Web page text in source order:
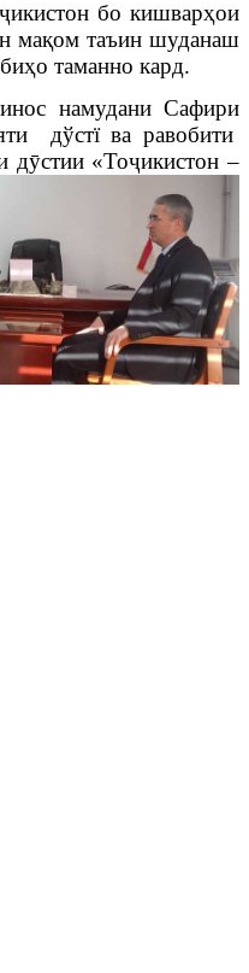
ҷикистон бо кишварҳои
мақом таъин шуданаш
ҳо таманно кард.
намудани Сафири
дўстї ва равобити
дӯстии«Тоҷикистон –